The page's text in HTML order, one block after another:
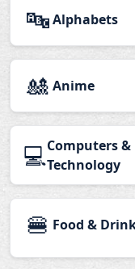
🔤Alphabets
🎎 Anime
💻Computers &
Technology
🍔 Food &